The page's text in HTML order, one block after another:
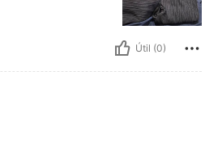
Útil (0)